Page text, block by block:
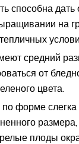
способна дать
на
средний
от
цвета.
форме
плоды